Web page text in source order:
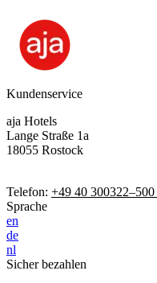
Kundenservice
aja Hotels
Lange Straße 1a
18055 Rostock
Telefon: +49 40 300322–500
Sprache
en
de
nl
Sicher bezahlen